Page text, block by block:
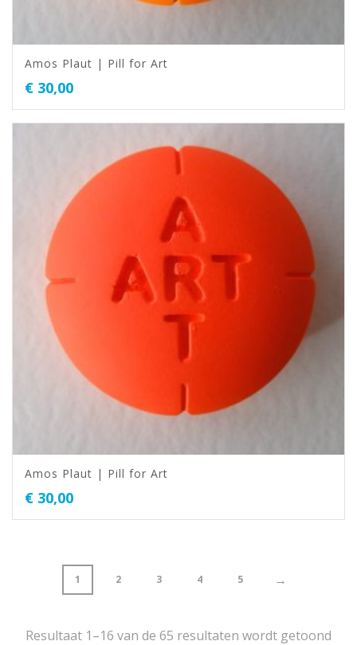
Amos Plaut | Pill for Art
€ 30,00
Amos Plaut | Pill for Art
€ 30,00
1 2 3 4 5 →
Resultaat 1–16 van de 65 resultaten wordt getoond